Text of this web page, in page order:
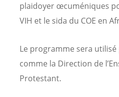
plaidoyer œcuméniques
VIH et le sida du COE en
Le programme sera
comme la Direction de
Protestant.